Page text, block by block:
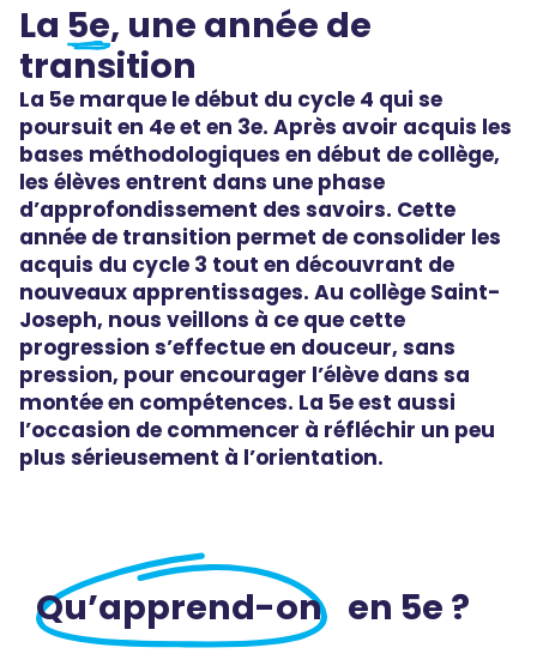
La 5e, une année de
transition
La 5e marque le début du cycle 4 qui se
poursuit en 4e et en 3e. Après avoir acquis les
bases méthodologiques en début de collège,
les élèves entrent dans une phase
d’approfondissement des savoirs. Cette
année de transition permet de consolider les
acquis du cycle 3 tout en découvrant de
nouveaux apprentissages. Au collège Saint-
Joseph, nous veillons à ce que cette
progression s’effectue en douceur, sans
pression, pour encourager l’élève dans sa
montée en compétences. La 5e est aussi
l’occasion de commencer à réfléchir un peu
plus sérieusement à l’orientation.
Qu’apprend-on en 5e ?